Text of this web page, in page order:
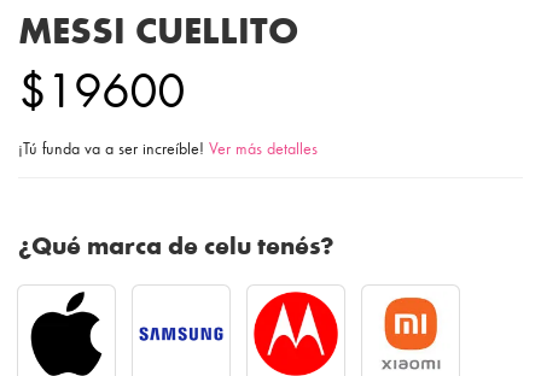
MESSI CUELLITO
$19600
¡Tú funda va a ser increíble! Ver más detalles
¿Qué marca de celu tenés?